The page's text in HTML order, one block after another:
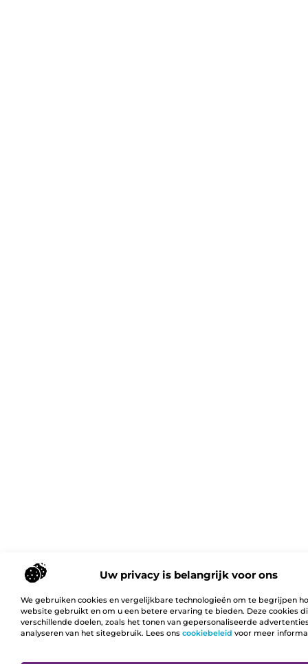
Uw privacy is belangrijk voor ons
We gebruiken cookies en vergelijkbare technologieën om te begrijpen
website gebruikt en om u een betere ervaring te bieden. Deze cookies
verschillende doelen, zoals het tonen van gepersonaliseerde
analyseren van het sitegebruik. Lees ons cookiebeleid voor meer